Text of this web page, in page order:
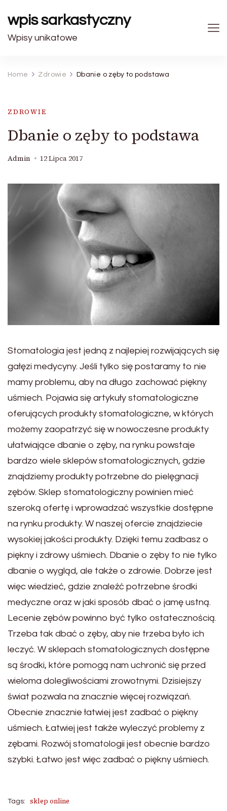
wpis sarkastyczny
Wpisy unikatowe
Home Zdrowie Dbanie o zęby to podstawa
ZDROWIE
Dbanie o zęby to podstawa
Admin 12 Lipca 2017
Stomatologia jest jedną z najlepiej rozwijających się
gałęzi medycyny. Jeśli tylko się postaramy to nie
mamy problemu, aby na długo zachować piękny
uśmiech. Pojawia się artykuły stomatologiczne
oferujących produkty stomatologiczne, w których
możemy zaopatrzyć się w nowoczesne produkty
ułatwiające dbanie o zęby, na rynku powstaje
bardzo wiele sklepów stomatologicznych, gdzie
znajdziemy produkty potrzebne do pielęgnacji
zębów. Sklep stomatologiczny powinien mieć
szeroką ofertę i wprowadzać wszystkie dostępne
na rynku produkty. W naszej ofercie znajdziecie
wysokiej jakości produkty. Dzięki temu zadbasz o
piękny i zdrowy uśmiech. Dbanie o zęby to nie tylko
dbanie o wygląd, ale także o zdrowie. Dobrze jest
więc wiedzieć, gdzie znaleźć potrzebne środki
medyczne oraz w jaki sposób dbać o jamę ustną.
Lecenie zębów powinno być tylko ostatecznością.
Trzeba tak dbać o zęby, aby nie trzeba było ich
leczyć. W sklepach stomatologicznych dostępne
są środki, które pomogą nam uchronić się przed
wieloma dolegliwościami zrowotnymi. Dzisiejszy
świat pozwala na znacznie więcej rozwiązań.
Obecnie znacznie łatwiej jest zadbać o piękny
uśmiech. Łatwiej jest także wyleczyć problemy z
zębami. Rozwój stomatologii jest obecnie bardzo
szybki. Łatwo jest więc zadbać o piękny uśmiech.
Tags: sklep online